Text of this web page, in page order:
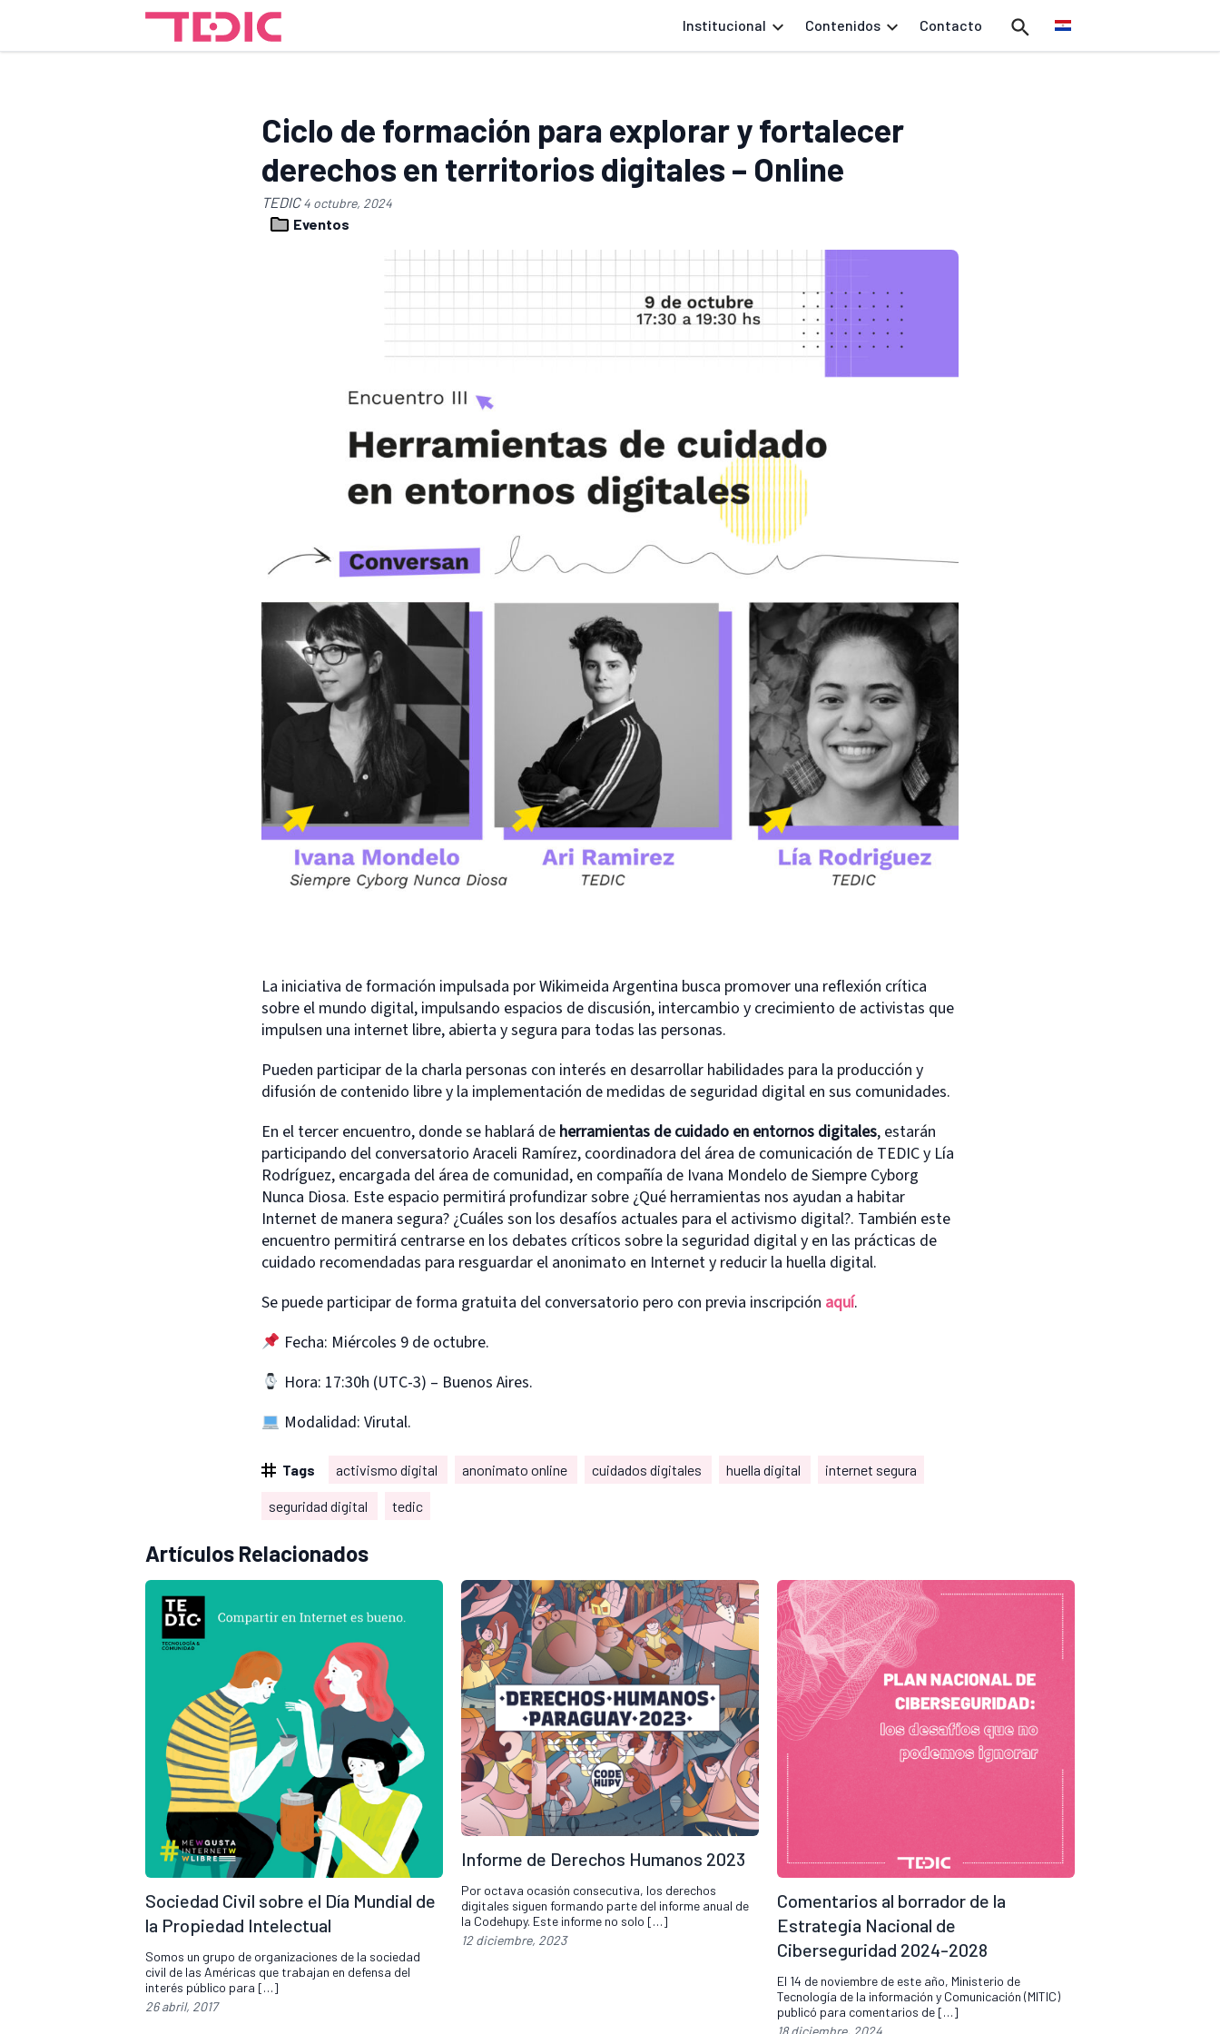
Institucional Contenidos Contacto
Ciclo de formación para explorar y fortalecer
derechos en territorios digitales – Online
TEDIC4 octubre, 2024
Eventos
La iniciativa de formación impulsada por Wikimeida Argentina busca promover una reflexión crítica
sobre el mundo digital, impulsando espacios de discusión, intercambio y crecimiento de activistas que
impulsen una internet libre, abierta y segura para todas las personas.
Pueden participar de la charla personas con interés en desarrollar habilidades para la producción y
difusión de contenido libre y la implementación de medidas de seguridad digital en sus comunidades.
En el tercer encuentro, donde se hablará de herramientas de cuidado en entornos digitales, estarán
participando del conversatorio Araceli Ramírez, coordinadora del área de comunicación de TEDIC y Lía
Rodríguez, encargada del área de comunidad, en compañía de Ivana Mondelo de Siempre Cyborg
Nunca Diosa. Este espacio permitirá profundizar sobre ¿Qué herramientas nos ayudan a habitar
Internet de manera segura? ¿Cuáles son los desafíos actuales para el activismo digital?. También este
encuentro permitirá centrarse en los debates críticos sobre la seguridad digital y en las prácticas de
cuidado recomendadas para resguardar el anonimato en Internet y reducir la huella digital.
Se puede participar de forma gratuita del conversatorio pero con previa inscripción aquí.
Fecha: Miércoles 9 de octubre.
Hora: 17:30h (UTC-3) – Buenos Aires.
Modalidad: Virutal.
Tags activismo digital anonimato online cuidados digitales huella digital internet segura
seguridad digital tedic
Artículos Relacionados
Sociedad Civil sobre el Día Mundial de
la Propiedad Intelectual
Somos un grupo de organizaciones de la sociedad
civil de las Américas que trabajan en defensa del
interés público para […]
26 abril, 2017
Informe de Derechos Humanos 2023
Por octava ocasión consecutiva, los derechos
digitales siguen formando parte del informe anual de
la Codehupy. Este informe no solo […]
12 diciembre, 2023
Comentarios al borrador de la
Estrategia Nacional de
Ciberseguridad 2024-2028
El 14 de noviembre de este año, Ministerio de
Tecnología de la información y Comunicación (MITIC)
publicó para comentarios de […]
18 diciembre, 2024